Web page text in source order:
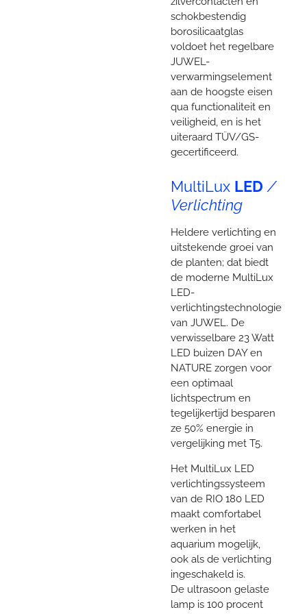
schokbestendig
borosilicaatglas
voldoet het regelbare
JUWEL-
verwarmingselement
aan de hoogste eisen
qua functionaliteit en
veiligheid, en is het
uiteraard TÜV/GS-
gecertificeerd.
MultiLux LED /
Verlichting
Heldere verlichting en
uitstekende groei van
de planten; dat biedt
de moderne MultiLux
LED-
verlichtingstechnologie
van JUWEL. De
verwisselbare 23 Watt
LED buizen DAY en
NATURE zorgen voor
een optimaal
lichtspectrum en
tegelijkertijd besparen
ze 50% energie in
vergelijking met T5.
Het MultiLux LED
verlichtingssysteem
van de RIO 180 LED
maakt comfortabel
werken in het
aquarium mogelijk,
ook als de verlichting
ingeschakeld is.
De ultrasoon gelaste
lamp is 100 procent